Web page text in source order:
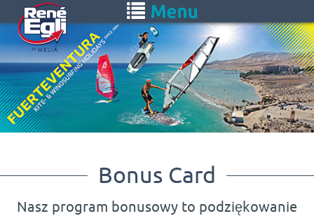
to
main
content
navigation
Bonus Card
Nasz program bonusowy to podziękowanie